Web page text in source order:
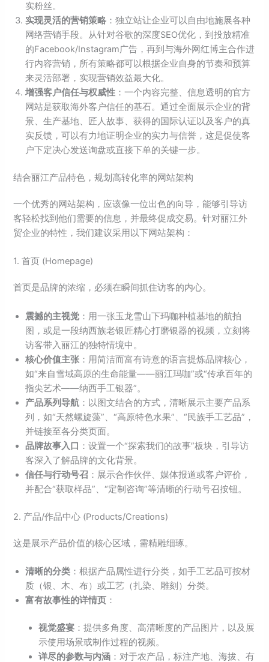
实粉丝。
实现灵活的营销策略 ：独立站让企业可以自由地施展各种
网络营销手段。从针对谷歌的深度SEO优化，到投放精准
的Facebook/Instagram广告，再到与海外网红博主合作进
行内容营销，所有策略都可以根据企业自身的节奏和预算
来灵活部署，实现营销效益最大化。
增强客户信任与权威性 ：一个内容完整、信息透明的官方
网站是获取海外客户信任的基石。通过全面展示企业的背
景、生产基地、匠人故事、获得的国际认证以及客户的真
实反馈，可以有力地证明企业的实力与信誉，这是促使客
户下定决心发送询盘或直接下单的关键一步。
结合丽江产品特色，规划高转化率的网站架构
一个优秀的网站架构，应该像一位出色的向导，能够引导访
客轻松找到他们需要的信息，并最终促成交易。针对丽江外
贸企业的特性，我们建议采用以下网站架构：
1. 首页 (Homepage)
首页是品牌的浓缩，必须在瞬间抓住访客的内心。
震撼的主视觉 ：用一张玉龙雪山下玛咖种植基地的航拍
图，或是一段纳西族老银匠精心打磨银器的视频，立刻将
访客带入丽江的独特情境中。
核心价值主张 ：用简洁而富有诗意的语言提炼品牌核心，
如“来自雪域高原的生命能量——丽江玛咖”或“传承百年的
指尖艺术——纳西手工银器”。
产品系列导航 ：以图文结合的方式，清晰展示主要产品系
列，如“天然螺旋藻”、“高原特色水果”、“民族手工艺品”，
并链接至各分类页面。
品牌故事入口 ：设置一个“探索我们的故事”板块，引导访
客深入了解品牌的文化背景。
信任与行动号召 ：展示合作伙伴、媒体报道或客户评价，
并配合“获取样品”、“定制咨询”等清晰的行动号召按钮。
2. 产品/作品中心 (Products/Creations)
这是展示产品价值的核心区域，需精雕细琢。
清晰的分类 ：根据产品属性进行分类，如手工艺品可按材
质（银、木、布）或工艺（扎染、雕刻）分类。
富有故事性的详情页 ：
视觉盛宴 ：提供多角度、高清晰度的产品图片，以及展
示使用场景或制作过程的视频。
详尽的参数与内涵 ：对于农产品，标注产地、海拔、有